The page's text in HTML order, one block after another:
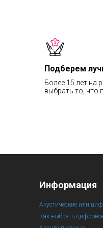
Подберем
Более 15 лет на
выбрать то, что
Информация
Акустические или
Как выбрать